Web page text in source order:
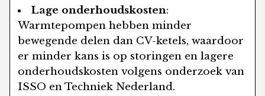
Lage onderhoudskosten:
Warmtepompen hebben minder
bewegende delen dan CV-ketels, waardoor
er minder kans is op storingen en lagere
onderhoudskosten volgens onderzoek van
ISSO en Techniek Nederland.